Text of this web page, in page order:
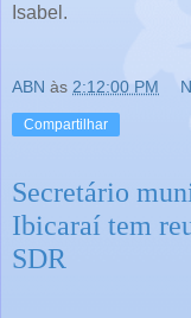
Isabel.
ABN às 2:12:00 PM
Compartilhar
Secretário
Ibicaraí tem
SDR